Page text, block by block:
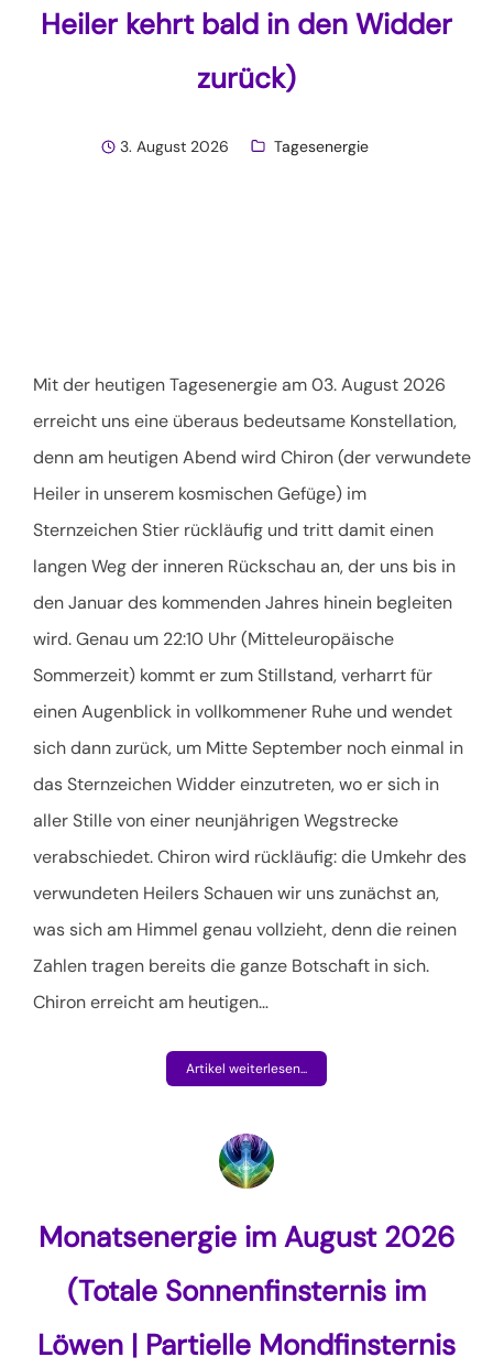
Heiler kehrt bald in den Widder
zurück)
3. August 2026 Tagesenergie
Mit der heutigen Tagesenergie am 03. August 2026
erreicht uns eine überaus bedeutsame Konstellation,
denn am heutigen Abend wird Chiron (der verwundete
Heiler in unserem kosmischen Gefüge) im
Sternzeichen Stier rückläufig und tritt damit einen
langen Weg der inneren Rückschau an, der uns bis in
den Januar des kommenden Jahres hinein begleiten
wird. Genau um 22:10 Uhr (Mitteleuropäische
Sommerzeit) kommt er zum Stillstand, verharrt für
einen Augenblick in vollkommener Ruhe und wendet
sich dann zurück, um Mitte September noch einmal in
das Sternzeichen Widder einzutreten, wo er sich in
aller Stille von einer neunjährigen Wegstrecke
verabschiedet. Chiron wird rückläufig: die Umkehr des
verwundeten Heilers Schauen wir uns zunächst an,
was sich am Himmel genau vollzieht, denn die reinen
Zahlen tragen bereits die ganze Botschaft in sich.
Chiron erreicht am heutigen…
Artikel weiterlesen...
Monatsenergie im August 2026
(Totale Sonnenfinsternis im
Löwen | Partielle Mondfinsternis